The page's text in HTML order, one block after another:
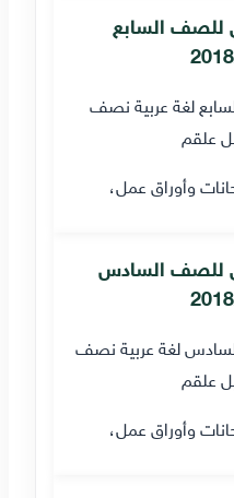
للصف السابع
لغة عربية نصف
علقم
وأوراق عمل،
للصف السادس
لغة عربية نصف
علقم
وأوراق عمل،